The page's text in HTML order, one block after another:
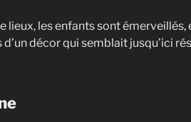
les enfants sont émerveillés,
décor qui semblait jusqu’ici